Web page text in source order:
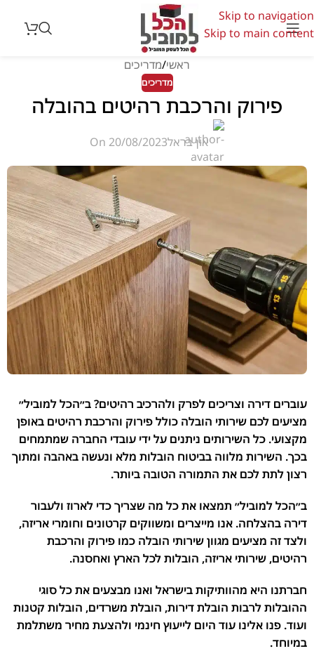
Skip to navigation
Skip to main content
ראשי מדריכים
מדריכים
פירוק והרכבת רהיטים בהובלה
און בראלOn 20/08/2023
עוברים דירה וצריכים לפרק ולהרכיב רהיטים? ב״הכל למוביל״
מציעים לכם שירותי הובלה כולל פירוק והרכבת רהיטים באופן
מקצועי. כל השירותים ניתנים על ידי עובדי החברה שמתמחים
בכך. השירות מלווה בביטוח הובלות מלא ונעשה באהבה ומתוך
רצון לתת לכם את התמורה הטובה ביותר.
ב״הכל למוביל״ תמצאו את כל מה שצריך כדי לארוז ולעבור
דירה בהצלחה. אנו מייצרים ומשווקים קרטונים וחומרי אריזה,
ולצד זה מציעים מגוון שירותי הובלה כמו פירוק והרכבת
רהיטים, שירותי אריזה, הובלות לכל הארץ ואחסנה.
חברתנו היא מהוותיקות בישראל ואנו מבצעים את כל סוגי
ההובלות לרבות הובלת דירות, הובלת משרדים, הובלות קטנות
ועוד. פנו אלינו עוד היום לייעוץ חינמי ולהצעת מחיר משתלמת
במיוחד.